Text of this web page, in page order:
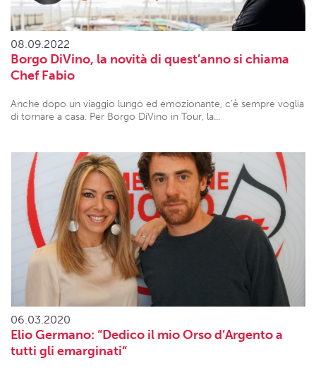
08.09.2022
Borgo DiVino, la novità di quest’anno si chiama
Chef Fabio
Anche dopo un viaggio lungo ed emozionante, c’è sempre voglia
di tornare a casa. Per Borgo DiVino in Tour, la...
06.03.2020
Elio Germano: “Dedico il mio Orso d’Argento a
tutti gli emarginati“